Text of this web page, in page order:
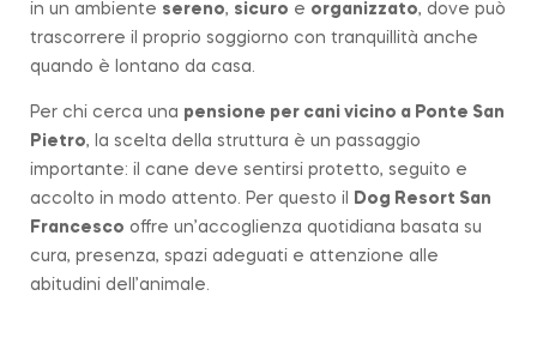
in un ambiente sereno, sicuro e organizzato, dove può
trascorrere il proprio soggiorno con tranquillità anche
quando è lontano da casa.
Per chi cerca una pensione per cani vicino a Ponte San
Pietro, la scelta della struttura è un passaggio
importante: il cane deve sentirsi protetto, seguito e
accolto in modo attento. Per questo il
Dog Resort San
Francesco offre un’accoglienza quotidiana basata su
cura, presenza, spazi adeguati e attenzione alle
abitudini dell’animale.